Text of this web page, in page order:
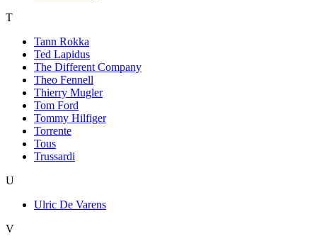
T
Tann Rokka
Ted Lapidus
The Different Company
Theo Fennell
Thierry Mugler
Tom Ford
Tommy Hilfiger
Torrente
Tous
Trussardi
U
Ulric De Varens
V